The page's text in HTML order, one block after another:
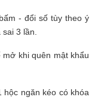
- đổi số tùy theo ý
3 lần.
khi quên mật khẩu
hộc ngăn kéo có khóa